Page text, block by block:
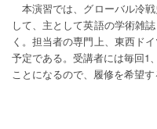
本演習では、グローバル冷
して、主として英語の学術雑
く。担当者の専門上、東西ド
予定である。受講者には毎回1
ことになるので、履修を希望